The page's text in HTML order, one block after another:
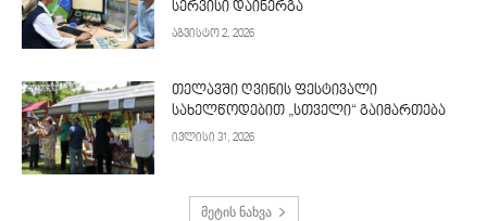
სერვისი დაინერგა
აგვისტო 2, 2026
თელავში ღვინის ფესტივალი
სახელწოდებით „სთველი“ გაიმართება
ივლისი 31, 2026
მეტის ნახვა